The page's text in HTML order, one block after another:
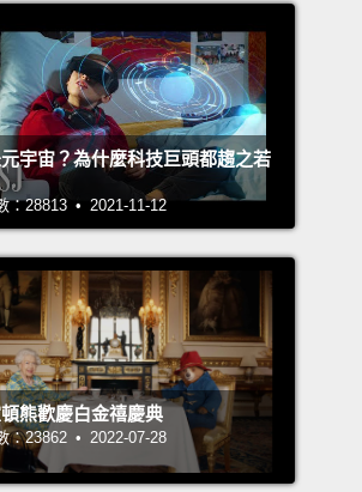
宇宙？為什麼科技巨頭都趨之若
：28813 • 2021-11-12
熊歡慶白金禧慶典
：23862 • 2022-07-28